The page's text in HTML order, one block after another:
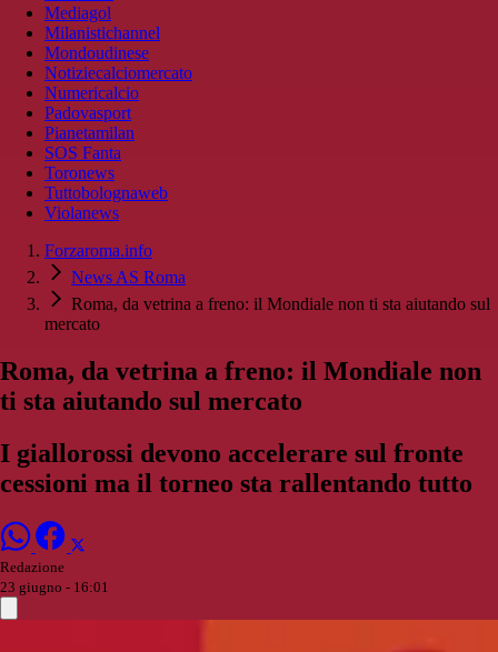
Mediagol
Milanistichannel
Mondoudinese
Notiziecalciomercato
Numericalcio
Padovasport
Pianetamilan
SOS Fanta
Toronews
Tuttobolognaweb
Violanews
Forzaroma.info
News AS Roma
Roma, da vetrina a freno: il Mondiale non ti sta aiutando sul
mercato
Roma, da vetrina a freno: il Mondiale non
ti sta aiutando sul mercato
I giallorossi devono accelerare sul fronte
cessioni ma il torneo sta rallentando tutto
Redazione
23 giugno - 16:01